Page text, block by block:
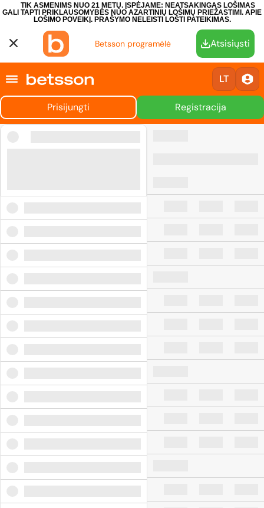
TIK ASMENIMS NUO 21 METŲ. ĮSPĖJAME: NEATSAKINGAS LOŠIMAS
GALI TAPTI PRIKLAUSOMYBĖS NUO AZARTINIŲ LOŠIMŲ PRIEŽASTIMI. APIE
LOŠIMO POVEIKĮ. PRAŠYMO NELEISTI LOŠTI PATEIKIMAS.
Betsson programėlė Atsisiųsti
LT
Prisijungti Registracija